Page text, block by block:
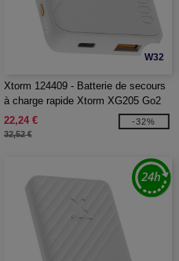
W32
Xtorm 124409 - Batterie de secours
à charge rapide Xtorm XG205 Go2
de 12 W et 5 000 mAh
22,24 €
32,52 €
-32%